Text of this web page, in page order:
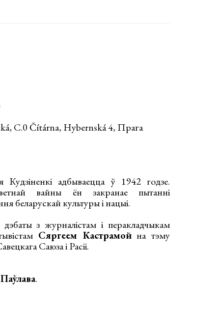
C.0 Čítárna, Hybernská 4, Прага
адбываецца ў 1942 годзе.
вайны ён закранае пытанні
беларускай культуры і нацыі.
з журналістам і перакладчыкам
Сяргеем Кастрамойна тэму
Саюза і Расіі.
.